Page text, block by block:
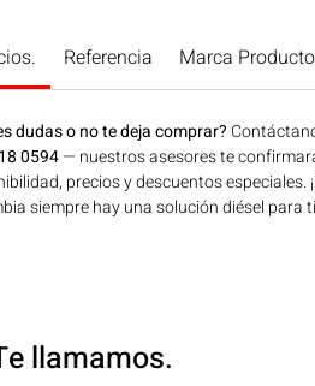
en maquinaria agrícola,
de energía disponible en Bogotá,
Referencia Marca
dudas o no te deja comprar?
0594— nuestros asesores te
precios y descuentos especiales.
siempre hay una solución diésel para
llamamos.